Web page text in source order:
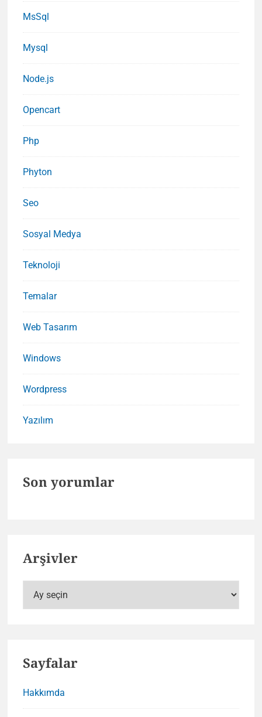
MsSql
Mysql
Node.js
Opencart
Php
Phyton
Seo
Sosyal Medya
Teknoloji
Temalar
Web Tasarım
Windows
Wordpress
Yazılım
Son yorumlar
Arşivler
Sayfalar
Hakkımda